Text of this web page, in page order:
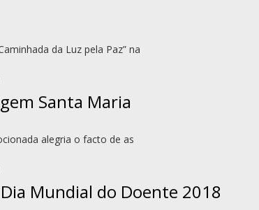
da Luz pela Paz” na
Santa Maria
alegria o facto de as
Mundial do Doente 2018